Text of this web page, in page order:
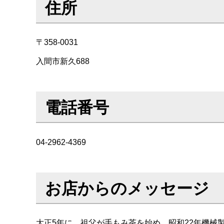
住所
〒358-0031
入間市新久688
電話番号
04-2962-4369
お店からのメッセージ